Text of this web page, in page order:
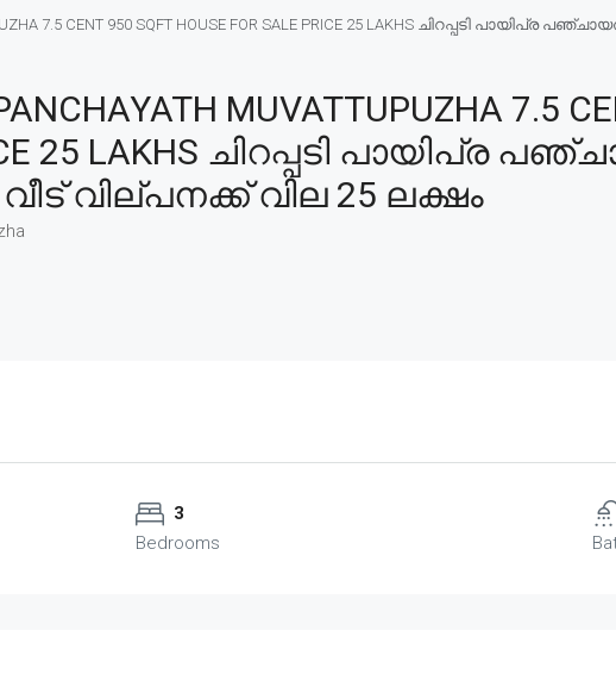
7.5 CENT 950 SQFT HOUSE FOR SALE PRICE 25 LAKHS ചിറപ്പടി
MUVATTUPUZHA 7.5
25 LAKHS ചിറപ്പടി പായിപ്ര
വില്പനക്ക് വില 25 ലക്ഷം
3
Bedrooms